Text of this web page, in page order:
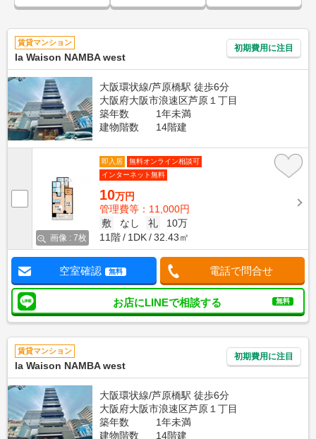
賃貸マンション
la Waison NAMBA west
初期費用に注目
大阪環状線/芦原橋駅 徒歩6分
大阪府大阪市浪速区芦原１丁目
築年数
1年未満
建物階数
14階建
画像 : 7枚
即入居
無料オンライン相談可
インターネット無料
10万円
管理費等：11,000円
敷
なし 礼
10万
11階
1DK 32.43㎡
空室確認 無料 電話で問合せ
お店にLINEで相談する 無料
賃貸マンション
la Waison NAMBA west
初期費用に注目
大阪環状線/芦原橋駅 徒歩6分
大阪府大阪市浪速区芦原１丁目
築年数
1年未満
建物階数
14階建